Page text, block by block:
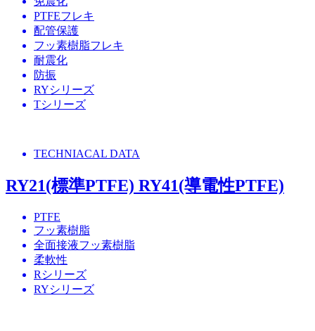
PTFEフレキ
配管保護
フッ素樹脂フレキ
耐震化
防振
RYシリーズ
Tシリーズ
TECHNIACAL DATA
RY21(標準PTFE) RY41(導電性PTFE)
PTFE
フッ素樹脂
全面接液フッ素樹脂
柔軟性
Rシリーズ
RYシリーズ